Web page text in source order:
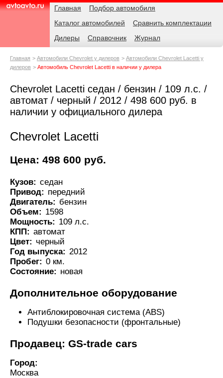
AvtoAvto.ru
Навигация Главная
Подбор автомобиля
Каталог автомобилей
Сравнить комплектации
Дилеры
Справочник Журнал
Родительские
Главная Автомобили Chevrolet у дилеров
Автомобили Chevrolet Lacetti у
дилеров
Автомобиль Chevrolet Lacetti в наличии у дилера
Chevrolet Lacetti седан / бензин / 109 л.с. /
автомат / черный / 2012 / 498 600 руб. в
наличии у официального дилера
Chevrolet Lacetti
Цена: 498 600 руб.
Кузов: седан
Привод: передний
Двигатель: бензин
Объем: 1598
Мощность: 109 л.с.
КПП: автомат
Цвет: черный
Год выпуска: 2012
Пробег: 0 км.
Состояние: новая
Дополнительное оборудование
Антиблокировочная система (ABS)
Подушки безопасности (фронтальные)
Продавец: GS-trade cars
Город:
Москва